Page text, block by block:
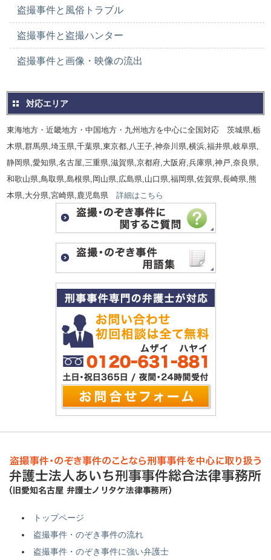
盗撮事件と風俗トラブル
盗撮事件と盗撮ハンター
盗撮事件と画像・映像の流出
対応エリア
東海地方・近畿地方・中国地方・九州地方を中心に全国対応 茨城県,栃
木県,群馬県,埼玉県,千葉県,東京都,八王子,神奈川県,横浜,福井県,岐阜県,
静岡県,愛知県,名古屋,三重県,滋賀県,京都府,大阪府,兵庫県,神戸,奈良県,
和歌山県,鳥取県,島根県,岡山県,広島県,山口県,福岡県,佐賀県,長崎県,熊
本県,大分県,宮崎県,鹿児島県詳細はこちら
トップページ
盗撮事件・のぞき事件の流れ
盗撮事件・のぞき事件に強い弁護士